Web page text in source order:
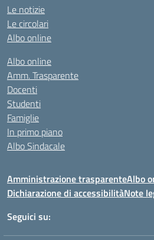
Le notizie
Le circolari
Albo online
Albo online
Amm. Trasparente
Docenti
Studenti
Famiglie
In primo piano
Albo Sindacale
Amministrazione trasparenteAlbo
Dichiarazione di accessibilitàNote
Seguici su: